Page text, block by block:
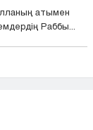
атымен
Раббы...